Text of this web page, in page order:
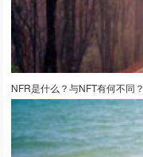
NFR是什么？与NFT有何不同？